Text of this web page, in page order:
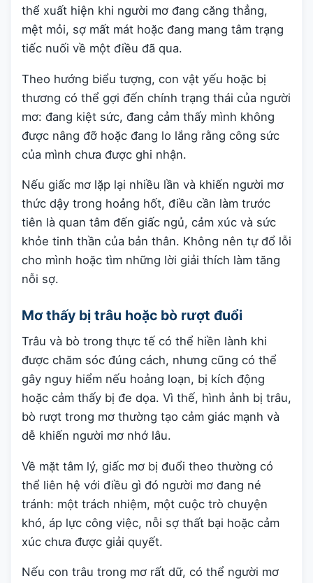
thể xuất hiện khi người mơ đang căng thẳng,
mệt mỏi, sợ mất mát hoặc đang mang tâm trạng
tiếc nuối về một điều đã qua.
Theo hướng biểu tượng, con vật yếu hoặc bị
thương có thể gợi đến chính trạng thái của người
mơ: đang kiệt sức, đang cảm thấy mình không
được nâng đỡ hoặc đang lo lắng rằng công sức
của mình chưa được ghi nhận.
Nếu giấc mơ lặp lại nhiều lần và khiến người mơ
thức dậy trong hoảng hốt, điều cần làm trước
tiên là quan tâm đến giấc ngủ, cảm xúc và sức
khỏe tinh thần của bản thân. Không nên tự đổ lỗi
cho mình hoặc tìm những lời giải thích làm tăng
nỗi sợ.
Mơ thấy bị trâu hoặc bò rượt đuổi
Trâu và bò trong thực tế có thể hiền lành khi
được chăm sóc đúng cách, nhưng cũng có thể
gây nguy hiểm nếu hoảng loạn, bị kích động
hoặc cảm thấy bị đe dọa. Vì thế, hình ảnh bị trâu,
bò rượt trong mơ thường tạo cảm giác mạnh và
dễ khiến người mơ nhớ lâu.
Về mặt tâm lý, giấc mơ bị đuổi theo thường có
thể liên hệ với điều gì đó người mơ đang né
tránh: một trách nhiệm, một cuộc trò chuyện
khó, áp lực công việc, nỗi sợ thất bại hoặc cảm
xúc chưa được giải quyết.
Nếu con trâu trong mơ rất dữ, có thể người mơ